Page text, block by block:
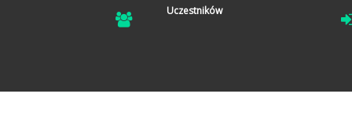
Uczestników